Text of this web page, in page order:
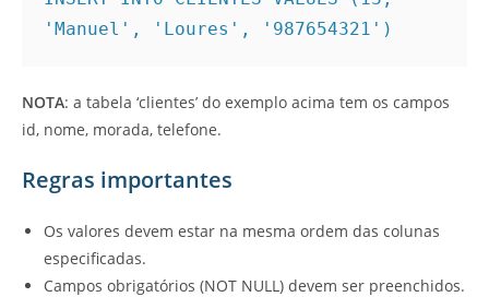
'Manuel', 'Loures', '987654321')
NOTA: a tabela ‘clientes’ do exemplo acima tem os campos
id, nome, morada, telefone.
Regras importantes
Os valores devem estar na mesma ordem das colunas
especificadas.
Campos obrigatórios (NOT NULL) devem ser preenchidos.